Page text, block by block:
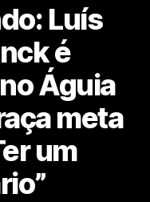
Luís
é
Águia
meta
um